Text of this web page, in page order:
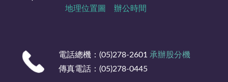
地理位置圖
辦公時間
電話總機：(05)278-2601 承辦股分機
傳真電話：(05)278-0445